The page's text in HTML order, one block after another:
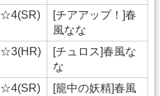
☆4(SR)
[チアアップ！]春
風なな
☆3(HR)
[チュロス]春風な
な
☆4(SR)
[籠中の妖精]春風